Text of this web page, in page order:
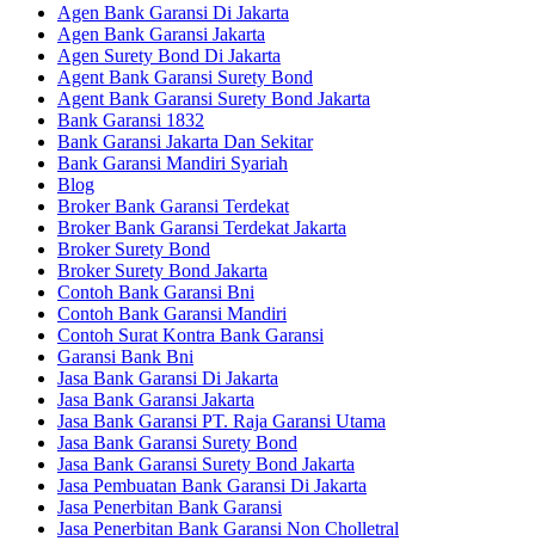
Agen Bank Garansi Di Jakarta
Agen Bank Garansi Jakarta
Agen Surety Bond Di Jakarta
Agent Bank Garansi Surety Bond
Agent Bank Garansi Surety Bond Jakarta
Bank Garansi 1832
Bank Garansi Jakarta Dan Sekitar
Bank Garansi Mandiri Syariah
Blog
Broker Bank Garansi Terdekat
Broker Bank Garansi Terdekat Jakarta
Broker Surety Bond
Broker Surety Bond Jakarta
Contoh Bank Garansi Bni
Contoh Bank Garansi Mandiri
Contoh Surat Kontra Bank Garansi
Garansi Bank Bni
Jasa Bank Garansi Di Jakarta
Jasa Bank Garansi Jakarta
Jasa Bank Garansi PT. Raja Garansi Utama
Jasa Bank Garansi Surety Bond
Jasa Bank Garansi Surety Bond Jakarta
Jasa Pembuatan Bank Garansi Di Jakarta
Jasa Penerbitan Bank Garansi
Jasa Penerbitan Bank Garansi Non Cholletral